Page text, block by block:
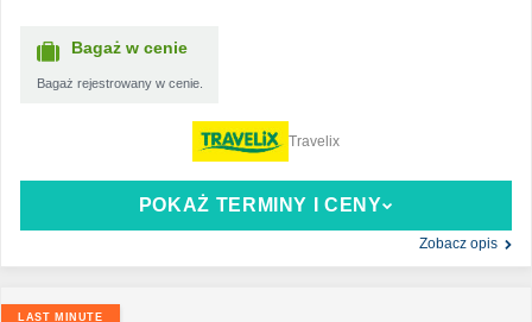
Bagaż w cenie
Bagaż rejestrowany w cenie.
POKAŻ TERMINY I CENY
Zobacz opis
Travelix
LAST MINUTE